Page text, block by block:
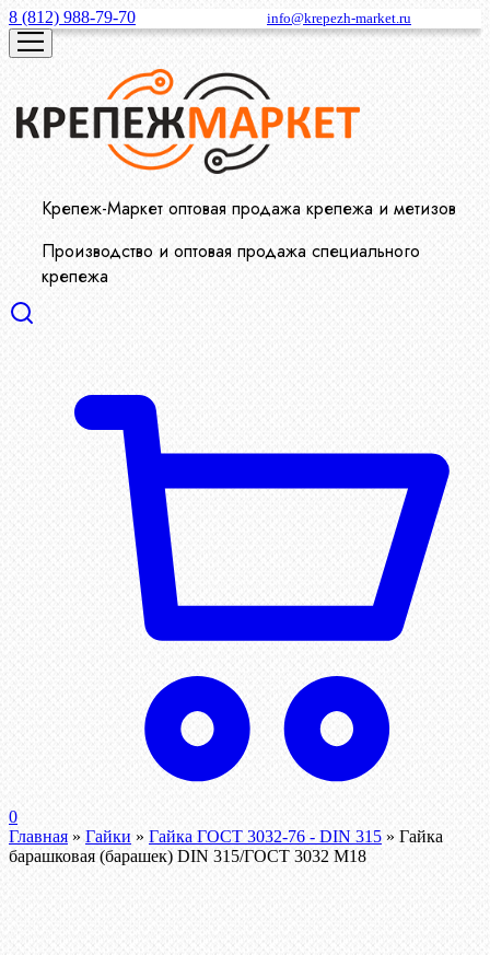
8 (812) 988-79-70 info@krepezh-market.ru
Крепеж-Маркет оптовая продажа крепежа и метизов
Производство и оптовая продажа специального
крепежа
0
Главная » Гайки » Гайка ГОСТ 3032-76 - DIN 315 » Гайка
барашковая (барашек) DIN 315/ГОСТ 3032 М18